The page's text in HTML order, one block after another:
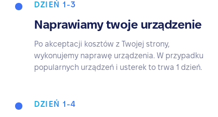
DZIEŃ 1-3
Naprawiamy twoje urządzenie
Po akceptacji kosztów z Twojej strony,
wykonujemy naprawę urządzenia. W przypadku
popularnych urządzeń i usterek to trwa 1 dzień.
DZIEŃ 1-4